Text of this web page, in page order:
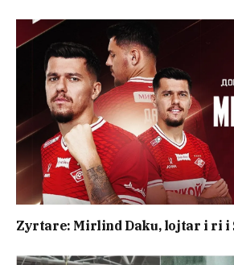
Zyrtare: Mirlind Daku, lojtar i ri i